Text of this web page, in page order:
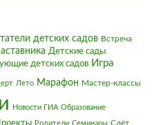
детских садов Встреча
Детские сады
детских садов Игра
Лето Марафон Мастер-классы
Новости ГИА Образование
Родители Семинары Слёт